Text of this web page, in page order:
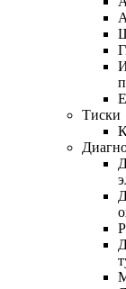
Тиски